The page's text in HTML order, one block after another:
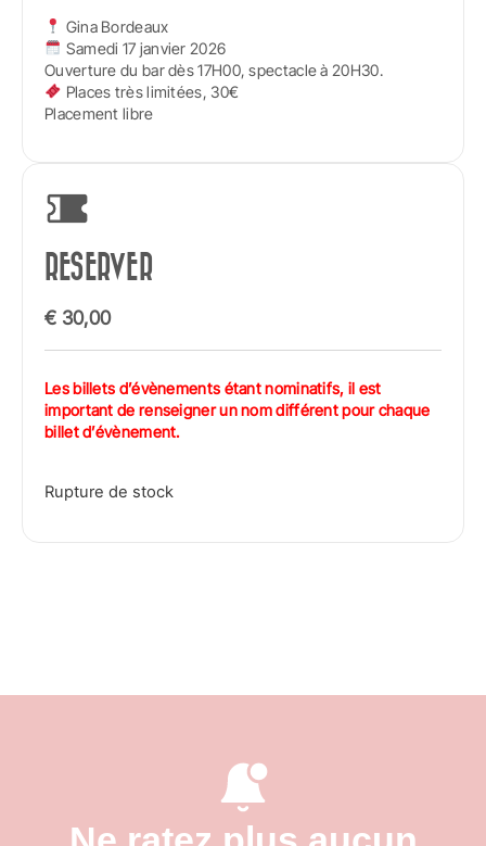
Gina Bordeaux
Samedi 17 janvier 2026
Ouverture du bar dès 17H00, spectacle à 20H30.
Places très limitées, 30€
Placement libre
RESERVER
€ 30,00
Les billets d’évènements étant nominatifs, il est
important de renseigner un nom différent pour chaque
billet d’évènement.
Rupture de stock